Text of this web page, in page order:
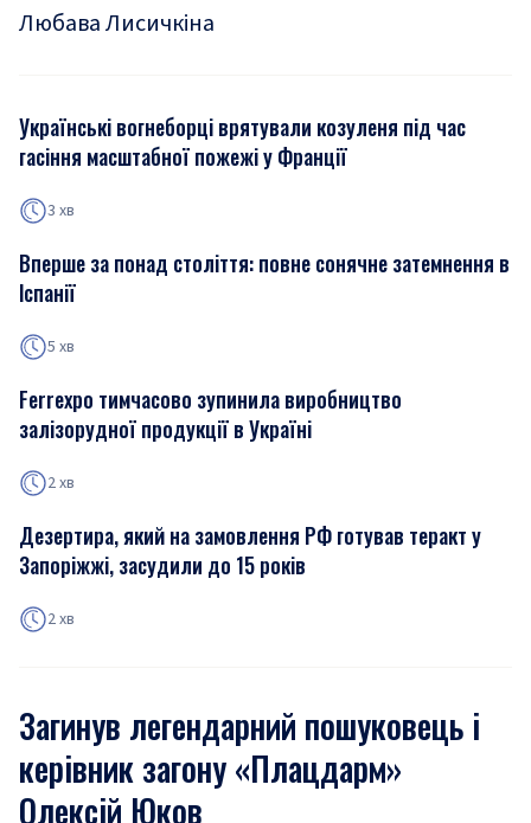
Любава Лисичкіна
Українські вогнеборці врятували козуленя під час
гасіння масштабної пожежі у Франції
3 хв
Вперше за понад століття: повне сонячне затемнення в
Іспанії
5 хв
Ferrexpo тимчасово зупинила виробництво
залізорудної продукції в Україні
2 хв
Дезертира, який на замовлення РФ готував теракт у
Запоріжжі, засудили до 15 років
2 хв
Загинув легендарний пошуковець і
керівник загону «Плацдарм»
Олексій Юков